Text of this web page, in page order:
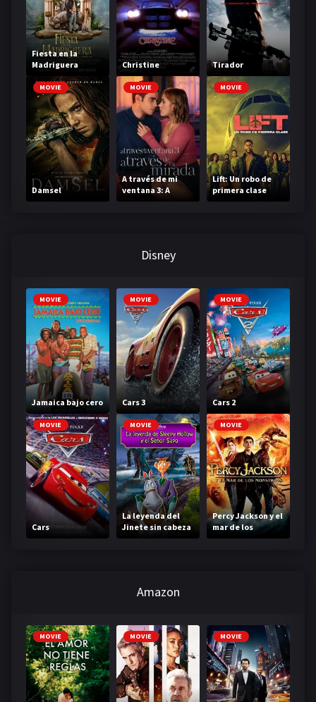
Fiesta en la
Madriguera
Christine Tirador
MOVIE
Damsel
MOVIE
A través de mi
ventana 3: A
través de tu
MOVIE
Lift: Un robo de
primera clase
Disney
MOVIE
Jamaica bajo cero
MOVIE
Cars 3
MOVIE
Cars 2
MOVIE
Cars
MOVIE
La leyenda del
Jinete sin cabeza
MOVIE
Percy Jackson y el
mar de los
monstruos
Amazon
MOVIE MOVIE MOVIE